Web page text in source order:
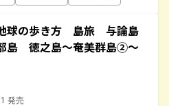
球の歩き方 島旅 与論島
島 徳之島～奄美群島②～
発売